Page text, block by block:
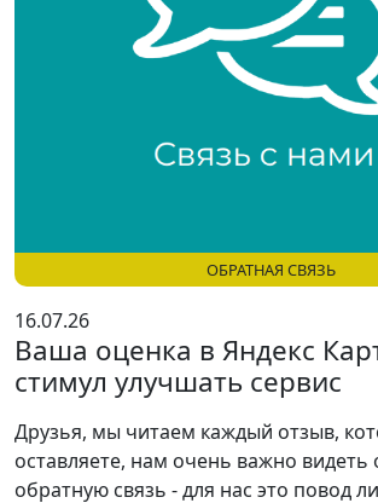
ОБРАТНАЯ СВЯЗЬ
16.07.26
Ваша оценка в Яндекс
стимул улучшать сервис
Друзья, мы читаем каждый отзыв,
оставляете, нам очень важно видеть
обратную связь - для нас это повод